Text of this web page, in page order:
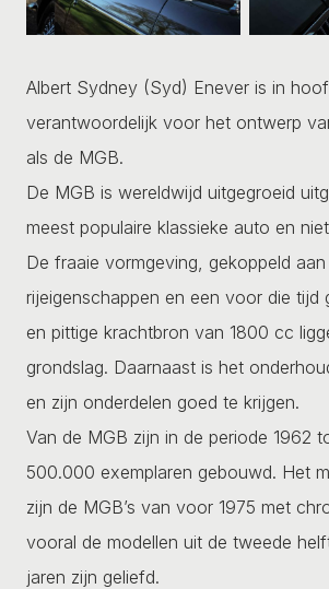
Albert Sydney (Syd) Enever is in
verantwoordelijk voor het ontwerp
als de MGB.
De MGB is wereldwijd uitgegroeid
meest populaire klassieke auto en
De fraaie vormgeving, gekoppeld
rijeigenschappen en een voor die tijd
en pittige krachtbron van 1800 cc
grondslag. Daarnaast is het
en zijn onderdelen goed te krijgen.
Van de MGB zijn in de periode 1962
500.000 exemplaren gebouwd. Het
zijn de MGB’s van voor 1975 met
vooral de modellen uit de tweede
jaren zijn geliefd.